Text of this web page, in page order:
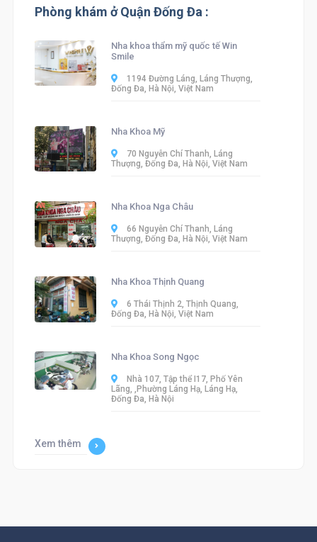
Phòng khám ở Quận Đống Đa :
Nha khoa thẩm mỹ quốc tế Win
Smile
1194 Đường Láng, Láng Thượng,
Đống Đa, Hà Nội, Việt Nam
Nha Khoa Mỹ
70 Nguyễn Chí Thanh, Láng
Thượng, Đống Đa, Hà Nội, Việt Nam
Nha Khoa Nga Châu
66 Nguyễn Chí Thanh, Láng
Thượng, Đống Đa, Hà Nội, Việt Nam
Nha Khoa Thịnh Quang
6 Thái Thịnh 2, Thịnh Quang,
Đống Đa, Hà Nội, Việt Nam
Nha Khoa Song Ngọc
Nhà 107, Tập thể I17, Phố Yên
Lãng, ,Phường Láng Hạ, Láng Hạ,
Đống Đa, Hà Nội
Xem thêm